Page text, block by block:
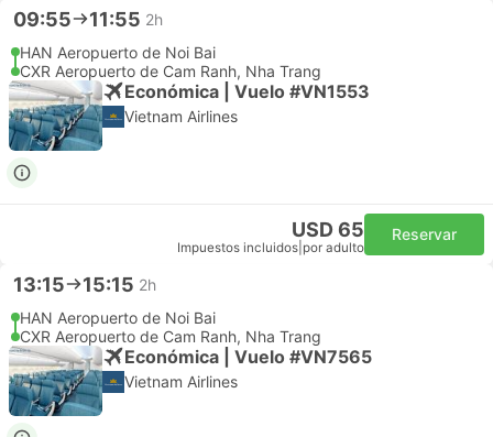
09:55 11:55 2h
HAN Aeropuerto de Noi Bai
CXR Aeropuerto de Cam Ranh, Nha Trang
Económica | Vuelo #VN1553
Vietnam Airlines
USD 65
Impuestos incluidos por adulto
Reservar
13:15 15:15 2h
HAN Aeropuerto de Noi Bai
CXR Aeropuerto de Cam Ranh, Nha Trang
Económica | Vuelo #VN7565
Vietnam Airlines